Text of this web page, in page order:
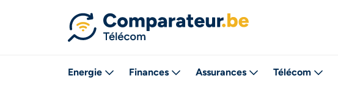
Energie Finances Assurances Télécom